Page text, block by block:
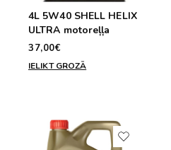
4L 5W40 SHELL HELIX
ULTRA motoreļļa
37,00€
IELIKT GROZĀ